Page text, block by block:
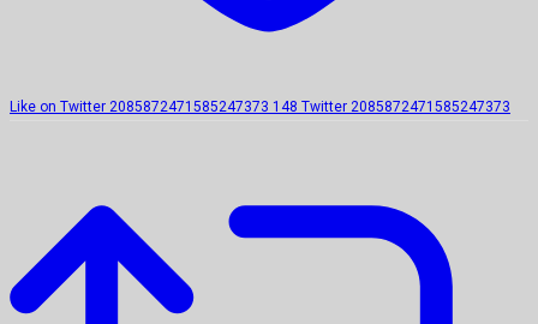
Like on Twitter 2085872471585247373 148 Twitter 2085872471585247373